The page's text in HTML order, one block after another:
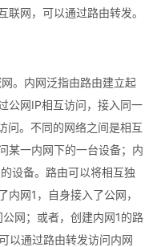
网，可以通过路由转发。
。内网泛指由路由建立起
公网IP相互访问，接入同一
问。不同的网络之间是相互
某一内网下的一台设备；内
设备。路由可以将相互独
网1，自身接入了公网，
网；或者，创建内网1的路
以通过路由转发访问内网